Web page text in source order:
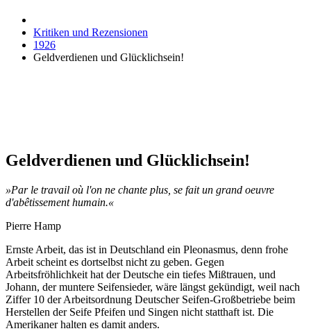
Kritiken und Rezensionen
1926
Geldverdienen und Glücklichsein!
Geldverdienen und Glücklichsein!
»Par le travail où l'on ne chante plus, se fait un grand oeuvre
d'abêtissement humain.«
Pierre Hamp
Ernste Arbeit, das ist in Deutschland ein Pleonasmus, denn frohe
Arbeit scheint es dortselbst nicht zu geben. Gegen
Arbeitsfröhlichkeit hat der Deutsche ein tiefes Mißtrauen, und
Johann, der muntere Seifensieder, wäre längst gekündigt, weil nach
Ziffer 10 der Arbeitsordnung Deutscher Seifen-Großbetriebe beim
Herstellen der Seife Pfeifen und Singen nicht statthaft ist. Die
Amerikaner halten es damit anders.